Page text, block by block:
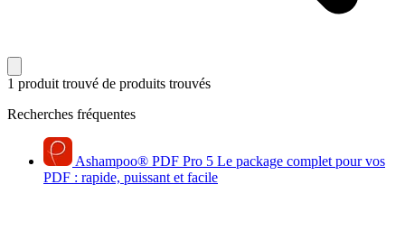
1 produit trouvé de produits trouvés
Recherches fréquentes
Ashampoo® PDF Pro 5 Le package complet pour vos
PDF : rapide, puissant et facile